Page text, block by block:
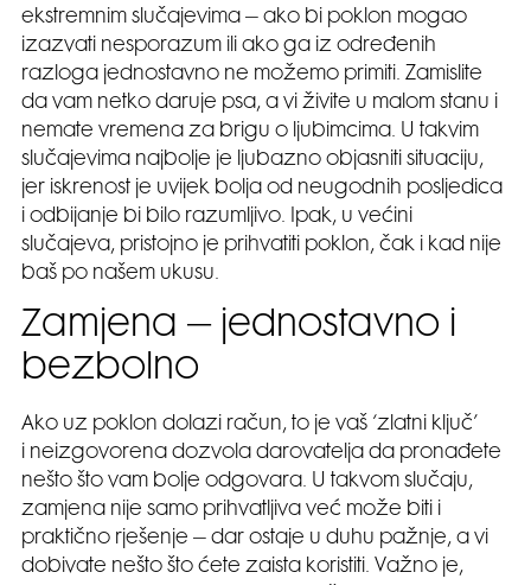
ekstremnim slučajevima – ako bi poklon mogao
izazvati nesporazum ili ako ga iz određenih
razloga jednostavno ne možemo primiti. Zamislite
da vam netko daruje psa, a vi živite u malom stanu i
nemate vremena za brigu o ljubimcima. U takvim
slučajevima najbolje je ljubazno objasniti situaciju,
jer iskrenost je uvijek bolja od neugodnih posljedica
i odbijanje bi bilo razumljivo. Ipak, u većini
slučajeva, pristojno je prihvatiti poklon, čak i kad nije
baš po našem ukusu.
Zamjena – jednostavno i
bezbolno
Ako uz poklon dolazi račun, to je vaš ‘zlatni ključ’
i neizgovorena dozvola darovatelja da pronađete
nešto što vam bolje odgovara. U takvom slučaju,
zamjena nije samo prihvatljiva već može biti i
praktično rješenje – dar ostaje u duhu pažnje, a vi
dobivate nešto što ćete zaista koristiti. Važno je,